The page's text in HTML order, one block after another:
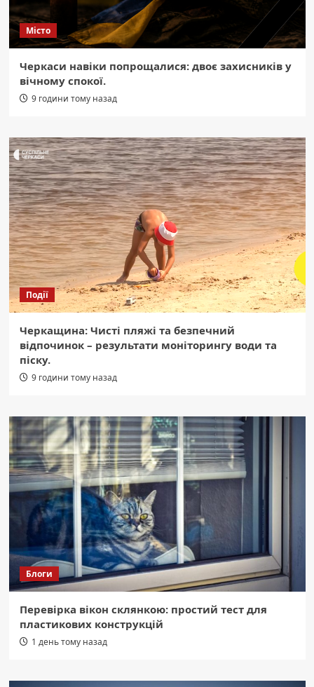
Місто
Черкаси навіки попрощалися: двоє захисників у
вічному спокої.
9 години тому назад
Події
Черкащина: Чисті пляжі та безпечний
відпочинок – результати моніторингу води та
піску.
9 години тому назад
Блоги
Перевірка вікон склянкою: простий тест для
пластикових конструкцій
1 день тому назад